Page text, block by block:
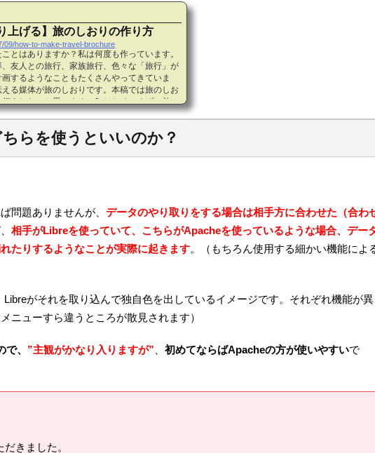
上げる】旅のしおりの作り方
09/how-to-make-travel-brochure
とはありますか？私は何度も作っています。
友人との旅行、家族旅行、色々な「旅行」が
するようなこともたくさんやってきていま
る媒体が旅のしおりです。本稿では旅のしお
えしたいと思います。0. はじめにまず、旅の
いる方はこちらからご覧ください。旅のしお
の作り方を説明する内容になります。マイク
らを使うといいのか？
問題ありませんが、 データのやり取りをする場合は相手方に合わせた（合わ
相手がLibreを使っていて、こちらがApacheを使っているような場合、デー
たりするようなことが実際に起きます。（もちろん使用する細かい機能によ
がそれを取り込んで独自色を出しているイメージです。それぞれ機能が異
ニューすら違うところが散見されます）
、 ”主観がかなり入りますが” 初めてならばApacheの方が使いやすいで
きました。